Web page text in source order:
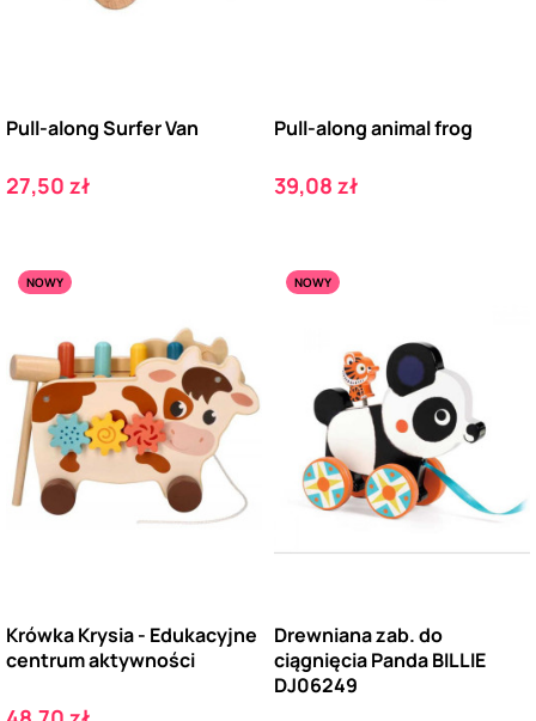
Pull-along Surfer Van
Cena
27,50 zł
Pull-along animal frog
Cena
39,08 zł
NOWY
Krówka Krysia - Edukacyjne
centrum aktywności
NOWY
Drewniana zab. do
ciągnięcia Panda BILLIE
DJ06249